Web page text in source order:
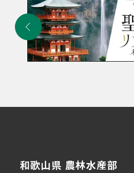
和歌山県 農林水産部